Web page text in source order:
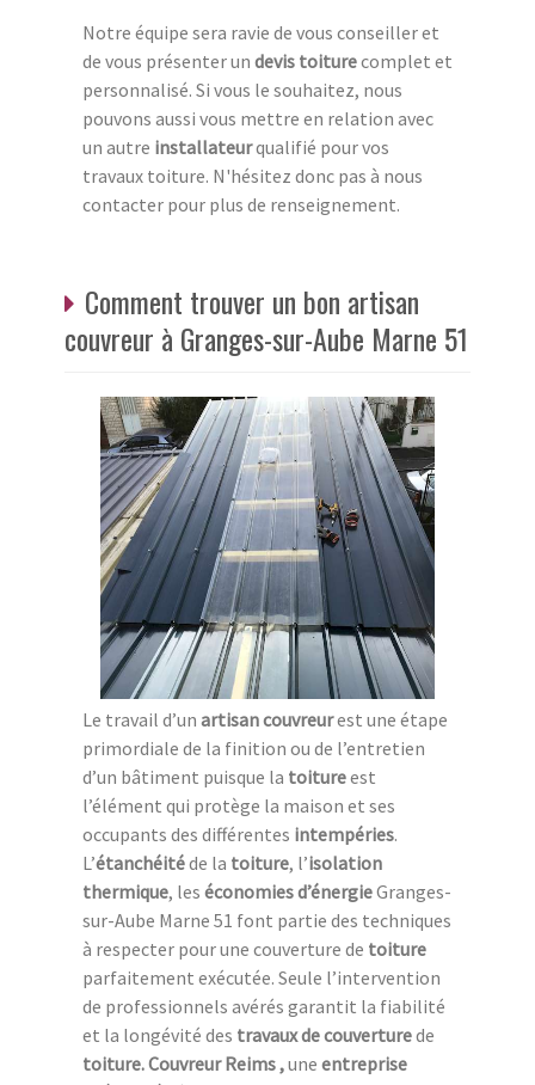
Notre équipe sera ravie de vous conseiller et
de vous présenter un devis toiturecomplet et
personnalisé. Si vous le souhaitez, nous
pouvons aussi vous mettre en relation avec
un autre installateurqualifié pour vos
travaux toiture. N'hésitez donc pas à nous
contacter pour plus de renseignement.
Comment trouver un bon artisan
couvreur à Granges-sur-Aube Marne 51
Le travail d’un artisan couvreurest une étape
primordiale de la finition ou de l’entretien
d’un bâtiment puisque la toitureest
l’élément qui protège la maison et ses
occupants des différentes intempéries.
L’étanchéitéde la toiture, l’isolation
thermique, les économies d’énergieGranges-
sur-Aube Marne 51 font partie des techniques
à respecter pour une couverture de toiture
parfaitement exécutée. Seule l’intervention
de professionnels avérés garantit la fiabilité
et la longévité des travaux de couverturede
toiture. Couvreur Reims ,une entreprise